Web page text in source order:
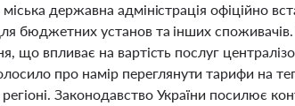
державна адміністрація офіційно
бюджетних установ та інших
що впливає на вартість послуг
про намір переглянути тарифи на
Законодавство України посилює